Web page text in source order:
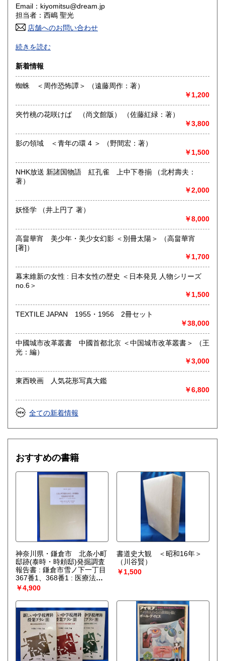
185円
高知県 185円
佐賀県
熊本県
宮崎県 185円 鹿児島県
185円
Email：kiyomitsu@dream.jp
担当者：西嶋 聖光
店舗へのお問い合わせ
良書・古書とサブカルチャーの陰と陽。国史・軍事・宗教・
文芸・芸能・美術・工芸・趣味書より、CD・DVD・古書漫
の新旧書籍とおもちゃ混在乱舞のちらし寿司書店。江戸のト
ッピングもあります。
最寄駅：茅ヶ崎駅
営業時間：平日・祝日:9:00～15:00 土日:休日【※7月23日
(木)は臨時休業日とさせて頂きます。 ご不便をお掛けいたし
まして誠に申し訳ございません。】
定休日：土曜日・日曜日
書籍の買取について
-
取り扱い分野
哲学宗教、歴史、美術工芸、趣味、サブカルチャー
続きを読む
新着情報
蜘蛛 ＜周作恐怖譚＞ （遠藤周作：著）
￥1,200
夾竹桃の花咲けば （尚文館版） （佐藤紅緑：著）
￥3,800
影の領域 ＜青年の環 4 ＞ （野間宏：著）
￥1,500
NHK放送 新諸国物語 紅孔雀 上中下巻揃 （北村壽夫：
著）
￥2,000
妖怪学 （井上円了 著）
￥8,000
高畠華宵 美少年・美少女幻影 ＜別冊太陽＞ （高畠華宵
[著]）
￥1,700
幕末維新の女性 : 日本女性の歴史 ＜日本発見 人物シリーズ
no.6＞
￥1,500
TEXTILE JAPAN 1955・1956 2冊セット
￥38,000
中國城市改革叢書 中國首都北京 ＜中国城市改革叢書＞ （王
光：編）
￥3,000
東西映画 人気花形写真大鑑
￥6,800
全ての新着情報
おすすめの書籍
神奈川県・鎌倉市 北条小町
邸跡(泰時・時頼邸)発掘調査
報告書 : 鎌倉市雪ノ下一丁目
367番1、368番1 : 医療法人
養生院介護老人保健施設かま
くらしるばーほーむ用地
(附図3点付き) （北条小町邸
跡発掘調査団：編集）
￥4,900
書道史大観 ＜昭和16年＞
（川谷賢）
￥1,500